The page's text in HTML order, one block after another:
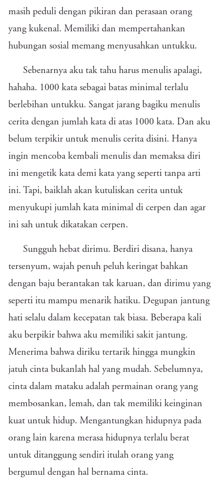
masih peduli dengan pikiran dan perasaan orang
yang kukenal. Memiliki dan mempertahankan
hubungan sosial memang menyusahkan untukku.
Sebenarnya aku tak tahu harus menulis apalagi,
hahaha. 1000 kata sebagai batas minimal terlalu
berlebihan untukku. Sangat jarang bagiku menulis
cerita dengan jumlah kata di atas 1000 kata. Dan aku
belum terpikir untuk menulis cerita disini. Hanya
ingin mencoba kembali menulis dan memaksa diri
ini mengetik kata demi kata yang seperti tanpa arti
ini. Tapi, baiklah akan kutuliskan cerita untuk
menyukupi jumlah kata minimal di cerpen dan agar
ini sah untuk dikatakan cerpen.
Sungguh hebat dirimu. Berdiri disana, hanya
tersenyum, wajah penuh peluh keringat bahkan
dengan baju berantakan tak karuan, dan dirimu yang
seperti itu mampu menarik hatiku. Degupan jantung
hati selalu dalam kecepatan tak biasa. Beberapa kali
aku berpikir bahwa aku memiliki sakit jantung.
Menerima bahwa diriku tertarik hingga mungkin
jatuh cinta bukanlah hal yang mudah. Sebelumnya,
cinta dalam mataku adalah permainan orang yang
membosankan, lemah, dan tak memiliki keinginan
kuat untuk hidup. Mengantungkan hidupnya pada
orang lain karena merasa hidupnya terlalu berat
untuk ditanggung sendiri itulah orang yang
bergumul dengan hal bernama cinta.